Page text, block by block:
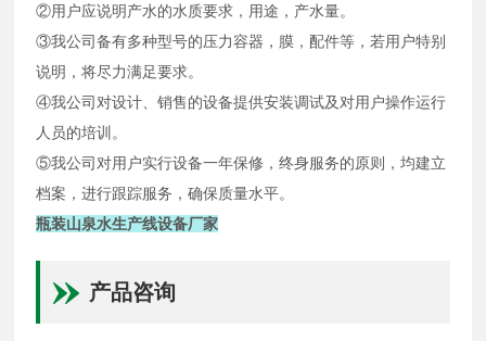
②用户应说明产水的水质要求，用途，产水量。
③我公司备有多种型号的压力容器，膜，配件等，若用户特别
说明，将尽力满足要求。
④我公司对设计、销售的设备提供安装调试及对用户操作运行
人员的培训。
⑤我公司对用户实行设备一年保修，终身服务的原则，均建立
档案，进行跟踪服务，确保质量水平。
瓶装山泉水生产线设备厂家
产品咨询